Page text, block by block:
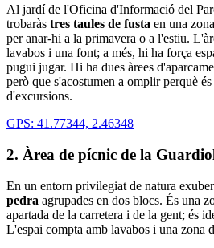
Al jardí de l'Oficina d'Informació del
trobaràs tres taules de fusta en una
per anar-hi a la primavera o a l'estiu.
lavabos i una font; a més, hi ha força
pugui jugar. Hi ha dues àrees
però que s'acostumen a omplir perquè
d'excursions.
GPS: 41.77344, 2.46348
2. Àrea de pícnic de la
En un entorn privilegiat de natura
pedra agrupades en dos blocs. És una
apartada de la carretera i de la gent; és
L'espai compta amb lavabos i una zona